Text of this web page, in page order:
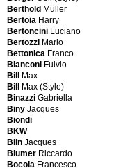
Masayo
Avoinet
Jacques
Azambourg
François
B
Baccarat
Bally
Jurg
Baltensweiler
Rico
Domus
Torino
Artek
Artek
(Style)
Arteluce
Arteluce
(Style)
Artemide
Artifort
Asbjorn
Möbler
Asko
Atelier
Berthold Müller
Bertoia Harry
Bertoncini Luciano
Bertozzi Mario
Bettonica Franco
Bianconi Fulvio
Bill
Max
Bill
Max (Style)
Binazzi Gabriella
Biny Jacques
Biondi
BKW
Blin Jacques
Blumer Riccardo
Bocola Francesco